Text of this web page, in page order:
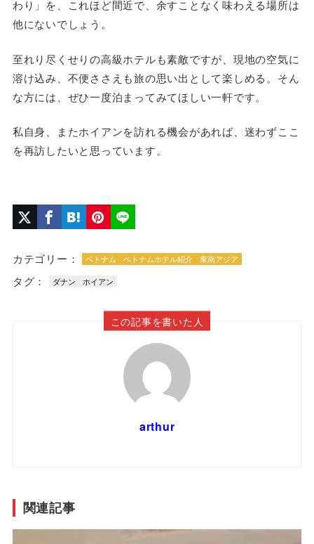
わり」を、これほど間近で、余すことなく味わえる場所は
他にないでしょう。
至れり尽くせりの高級ホテルも素敵ですが、現地の空気に
溶け込み、不便ささえも旅の思い出として楽しめる。そん
な方には、ぜひ一度泊まってみてほしい一軒です。
私自身、またホイアンを訪れる機会があれば、迷わずここ
を再訪したいと思っています。
カテゴリー： ベトナム ベトナムホテル紹介 東南アジア
タグ： ダナン ホイアン
この記事を書いた人
arthur
関連記事